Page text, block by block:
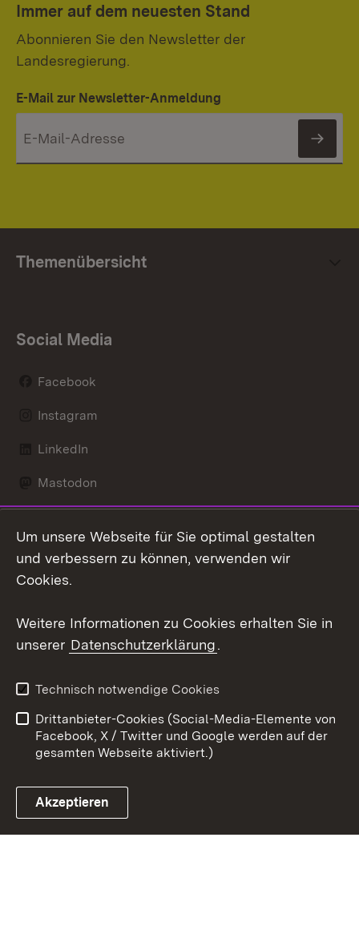
Immer auf dem neuesten Stand
Abonnieren Sie den Newsletter der
Landesregierung.
E-Mail zur Newsletter-Anmeldung
Themenübersicht
Social Media
Facebook
Instagram
LinkedIn
Mastodon
X / Twitter
Youtube
Link zum Landesportal
Kontakt
Datenschutz
Barrierefreiheit
Impressum Cookies
Um unsere Webseite für Sie optimal gestalten
und verbessern zu können, verwenden wir
Cookies.
Weitere Informationen zu Cookies erhalten Sie in
unserer Datenschutzerklärung.
Technisch notwendige Cookies
Drittanbieter-Cookies (Social-Media-Elemente von
Facebook, X / Twitter und Google werden auf der
gesamten Webseite aktiviert.)
Akzeptieren